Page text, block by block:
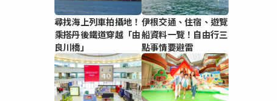
尋找海上列車拍攝地！
乘搭丹後鐵道穿越「由
良川橋」
伊根交通、住宿、遊覽
船資料一覽！自由行三
點事情要避雷